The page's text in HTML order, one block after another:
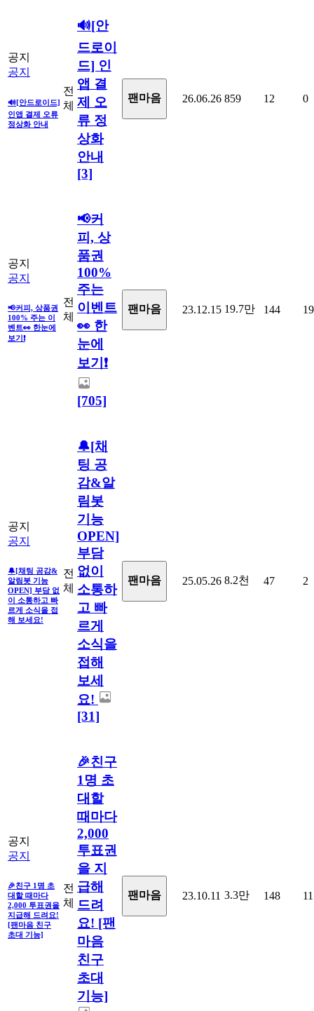
공지
공지
🔊[안드로이드]
인앱 결제 오류
정상화 안내
전
체
🔊[안
드로이
드] 인
앱 결
제 오
류 정
상화
안내
[3]
팬마음ㅤ 26.06.26 859 12 0
공지
공지
📢커피, 상품권
100% 주는 이
벤트👀 한눈에
보기❗
전
체
📢커
피, 상
품권
100%
주는
이벤트
👀 한
눈에
보기❗
[705]
팬마음 23.12.15 19.7만 144 19
공지
공지
🔔[채팅 공감&
알림봇 기능
OPEN] 부담 없
이 소통하고 빠
르게 소식을 접
해 보세요!
전
체
🔔[채
팅 공
감&알
림봇
기능
OPEN]
부담
없이
소통하
고 빠
르게
소식을
접해
보세
요!
[31]
팬마음 25.05.26 8.2천 47 2
공지
공지
🎉친구 1명 초
대할 때마다
2,000 투표권을
지급해 드려요!
[팬마음 친구
초대 기능]
전
체
🎉친구
1명 초
대할
때마다
2,000
투표권
을 지
급해
드려
요! [팬
마음
친구
초대
기능]
팬마음 23.10.11 3.3만 148 11